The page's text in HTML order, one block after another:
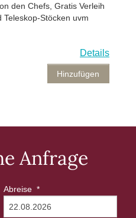
den Chefs, Gratis Verleih
Stöcken uvm
Details
Hinzufügen
Anfrage
Abreise *